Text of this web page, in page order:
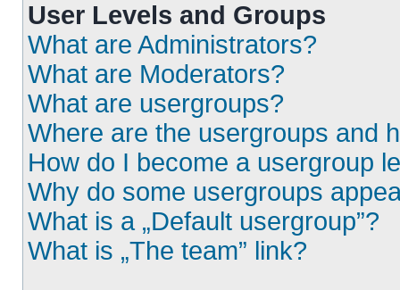
User Levels and Groups
What are Administrators?
What are Moderators?
What are usergroups?
Where are the usergroups and
How do I become a usergroup
Why do some usergroups
What is a „Default usergroup”?
What is „The team” link?